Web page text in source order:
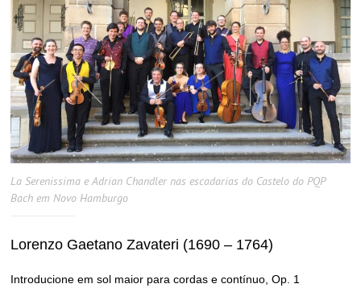
La Serenissima e Adrian Chandler nas escadarias do Castelo do PQP
Bach em Novo Hamburgo
Lorenzo Gaetano Zavateri (1690 – 1764)
Introducione em sol maior para cordas e contínuo, Op. 1